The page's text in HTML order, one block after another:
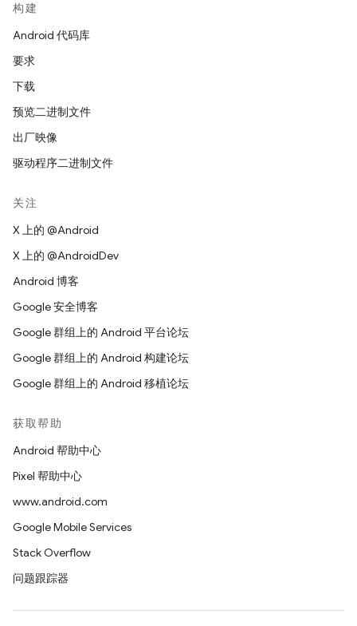
构建
Android 代码库
要求
下载
预览二进制文件
出厂映像
驱动程序二进制文件
关注
X 上的 @Android
X 上的 @AndroidDev
Android 博客
Google 安全博客
Google 群组上的 Android 平台论坛
Google 群组上的 Android 构建论坛
Google 群组上的 Android 移植论坛
获取帮助
Android 帮助中心
Pixel 帮助中心
www.android.com
Google Mobile Services
Stack Overflow
问题跟踪器